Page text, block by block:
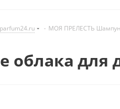
- МОЯ ПРЕЛЕСТЬ
для